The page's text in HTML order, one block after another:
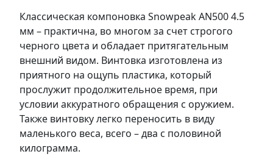
Классическая компоновка Snowpeak AN500 4.5
мм – практична, во многом за счет строгого
черного цвета и обладает притягательным
внешний видом. Винтовка изготовлена из
приятного на ощупь пластика, который
прослужит продолжительное время, при
условии аккуратного обращения с оружием.
Также винтовку легко переносить в виду
маленького веса, всего – два с половиной
килограмма.